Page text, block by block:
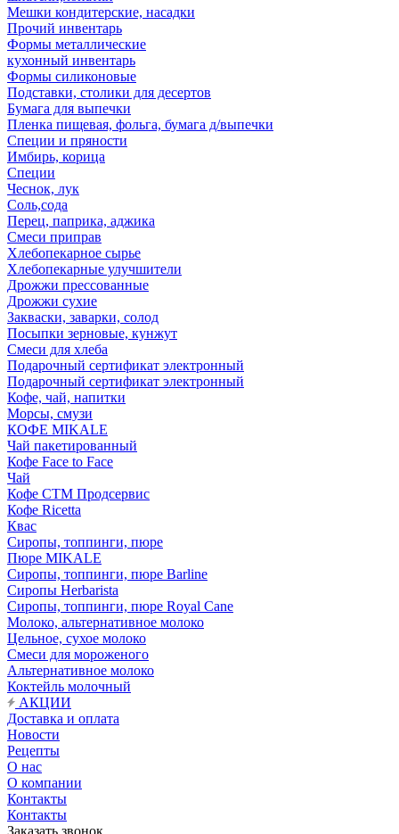
Мешки кондитерские, насадки
Прочий инвентарь
Формы металлические
кухонный инвентарь
Формы силиконовые
Подставки, столики для десертов
Бумага для выпечки
Пленка пищевая, фольга, бумага д/выпечки
Специи и пряности
Имбирь, корица
Специи
Чеснок, лук
Соль,сода
Перец, паприка, аджика
Смеси приправ
Хлебопекарное сырье
Хлебопекарные улучшители
Дрожжи прессованные
Дрожжи сухие
Закваски, заварки, солод
Посыпки зерновые, кунжут
Смеси для хлеба
Подарочный сертификат электронный
Подарочный сертификат электронный
Кофе, чай, напитки
Морсы, смузи
КОФЕ MIKALE
Чай пакетированный
Кофе Face to Face
Чай
Кофе СТМ Продсервис
Кофе Ricetta
Квас
Сиропы, топпинги, пюре
Пюре MIKALE
Сиропы, топпинги, пюре Barline
Сиропы Herbarista
Сиропы, топпинги, пюре Royal Cane
Молоко, альтернативное молоко
Цельное, сухое молоко
Смеси для мороженого
Альтернативное молоко
Коктейль молочный
АКЦИИ
Доставка и оплата
Новости
Рецепты
О нас
О компании
Контакты
Контакты
Заказать звонок